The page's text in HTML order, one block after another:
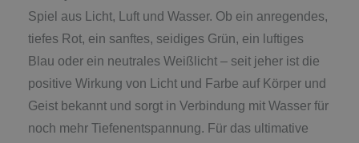
Spiel aus Licht, Luft und Wasser. Ob ein anregendes,
tiefes Rot, ein sanftes, seidiges Grün, ein luftiges
Blau oder ein neutrales Weißlicht – seit jeher ist die
positive Wirkung von Licht und Farbe auf Körper und
Geist bekannt und sorgt in Verbindung mit Wasser für
noch mehr Tiefenentspannung. Für das ultimative